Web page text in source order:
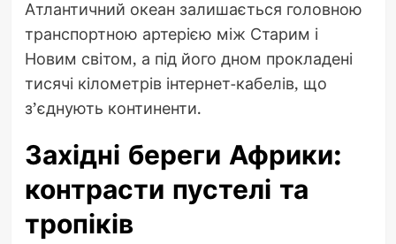
Атлантичний океан залишається головною
транспортною артерією між Старим і
Новим світом, а під його дном прокладені
тисячі кілометрів інтернет-кабелів, що
з’єднують континенти.
Західні береги Африки:
контрасти пустелі та
тропіків